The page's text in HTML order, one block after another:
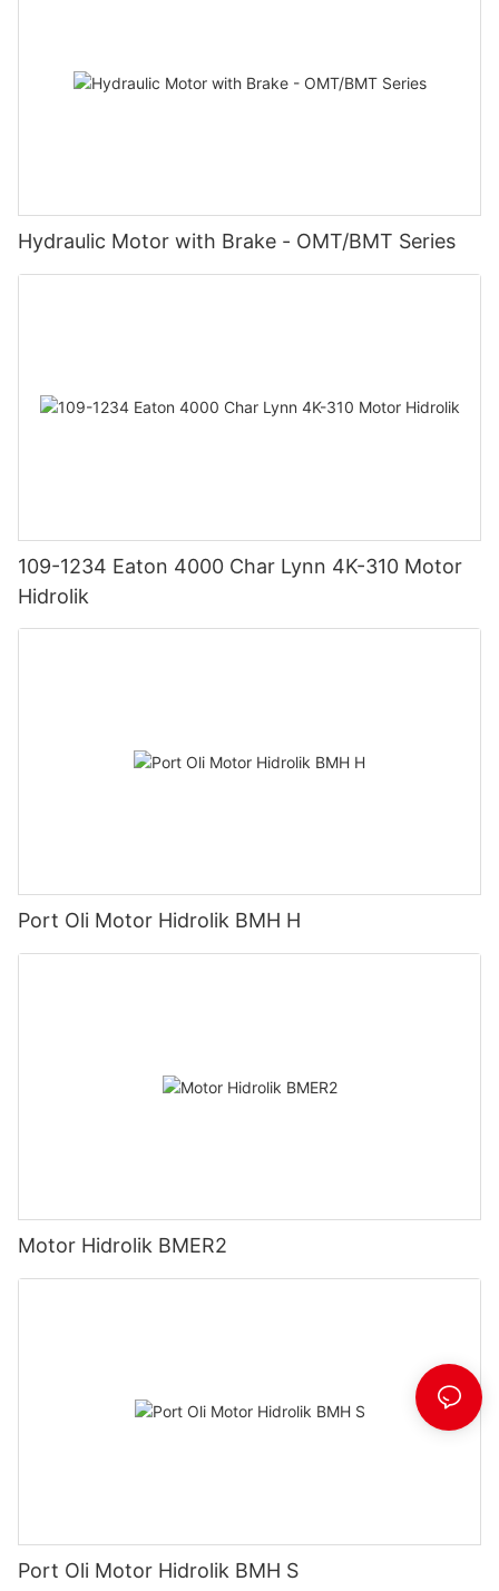
Hydraulic Motor with Brake - OMT/BMT Series
109-1234 Eaton 4000 Char Lynn 4K-310 Motor
Hidrolik
Port Oli Motor Hidrolik BMH H
Motor Hidrolik BMER2
Port Oli Motor Hidrolik BMH S